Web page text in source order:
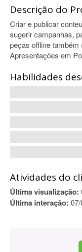
Descrição do
Criar e publicar
sugerir campanhas,
peças offline
Apresentações em
Habilidades
Atividades do
Última visualização:
Última interação: